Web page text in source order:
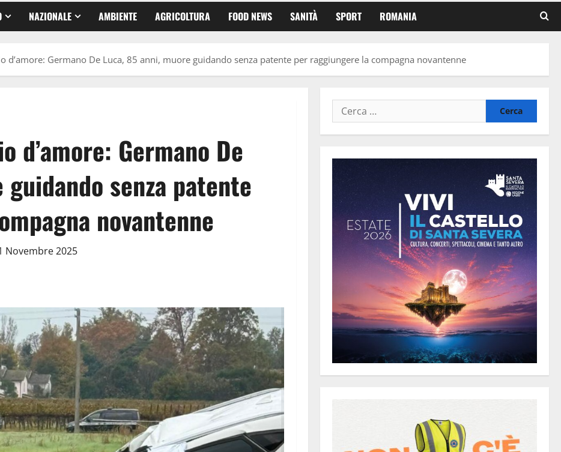
NAZIONALE AMBIENTE AGRICOLTURA FOOD NEWS SANITÀ SPORT ROMANIA
d’amore: Germano De Luca, 85 anni, muore guidando senza patente per raggiungere la compagna novantenne
d’amore: Germano De
senza patente
novantenne
Novembre 2025
Ricerca
per: